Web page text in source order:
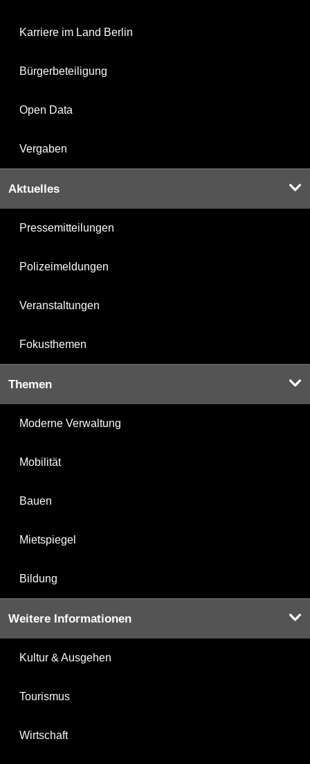
Karriere im Land Berlin
Bürgerbeteiligung
Open Data
Vergaben
Aktuelles
Pressemitteilungen
Polizeimeldungen
Veranstaltungen
Fokusthemen
Themen
Moderne Verwaltung
Mobilität
Bauen
Mietspiegel
Bildung
Weitere Informationen
Kultur & Ausgehen
Tourismus
Wirtschaft